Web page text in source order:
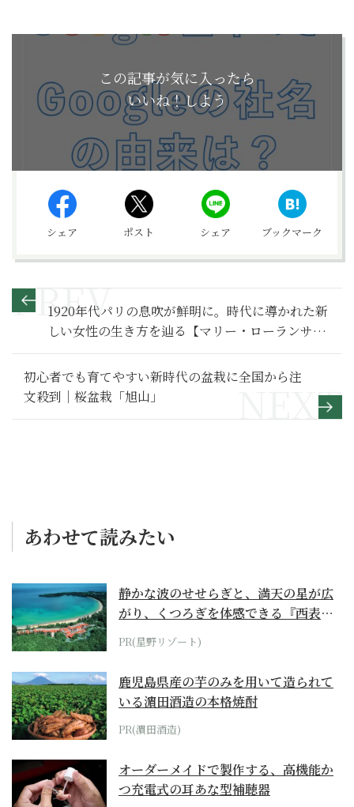
この記事が気に入ったら
いいね！しよう
シェア ポスト シェア ブックマーク
1920年代パリの息吹が鮮明に。時代に導かれた新
しい女性の生き方を辿る【マリー・ローランサン
とモード】
初心者でも育てやすい新時代の盆栽に全国から注
文殺到｜桜盆栽「旭山」
あわせて読みたい
静かな波のせせらぎと、満天の星が広
がり、くつろぎを体感できる『西表島
ホテル by...
PR(星野リゾート)
鹿児島県産の芋のみを用いて造られて
いる濵田酒造の本格焼酎
PR(濵田酒造)
オーダーメイドで製作する、高機能か
つ充電式の耳あな型補聴器